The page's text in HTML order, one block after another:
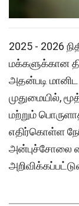
2025 - 2026
மக்களுக்கான
அதன்படி
முதுமையில்,
மற்றும்
எதிர்கொள்ள
அன்புச்சோலை